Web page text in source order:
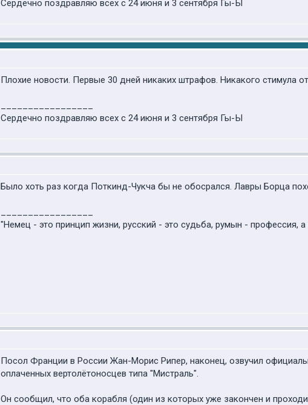
Сердечно поздравляю всех с 24 июня и 3 сентября Гы-Ы
Плохие новости. Первые 30 дней никаких штрафов. Никакого стимула
Сердечно поздравляю всех с 24 июня и 3 сентября Гы-Ы
Было хоть раз когда Поткинд-Чукча бы не обосрался. Лавры Борца
"Немец - это принцип жизни, русский - это судьба, румын - профессия,
Посол Франции в России Жан-Морис Рипер, наконец, озвучил
оплаченных вертолётоносцев типа "Мистраль".
Он сообщил, что оба корабля (один из которых уже закончен и